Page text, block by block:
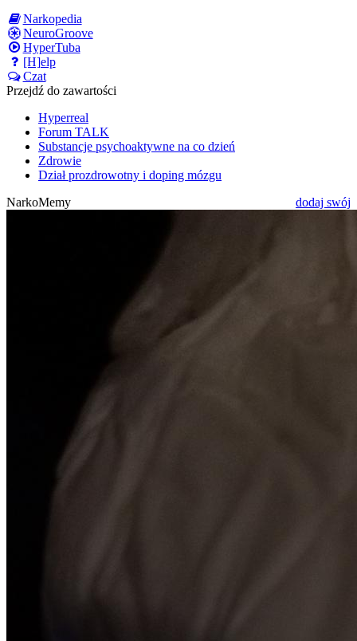
Narkopedia
NeuroGroove
HyperTuba
[H]elp
Czat
Przejdź do zawartości
Hyperreal
Forum TALK
Substancje psychoaktywne na co dzień
Zdrowie
Dział prozdrowotny i doping mózgu
NarkoMemy
dodaj swój